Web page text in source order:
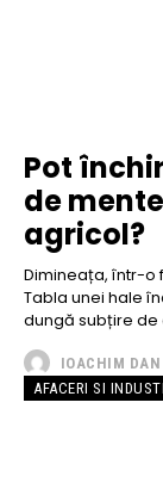
Pot
de
agricol?
Dimineața, într-o
Tabla unei hale
dungă subțire de
IOACHIM DAN
AFACERI SI